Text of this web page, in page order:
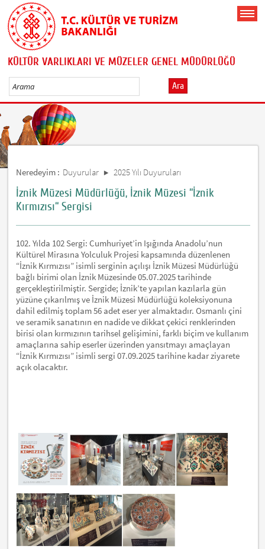
KÜLTÜR VARLIKLARI VE MÜZELER GENEL MÜDÜRLÜĞÜ
Ara
Neredeyim : Duyurular 2025 Yılı Duyuruları
İznik Müzesi Müdürlüğü, İznik Müzesi “İznik
Kırmızısı“ Sergisi
102. Yılda 102 Sergi: Cumhuriyet’in Işığında Anadolu’nun
Kültürel Mirasına Yolculuk Projesi kapsamında düzenlenen
“İznik Kırmızısı” isimli serginin açılışı İznik Müzesi Müdürlüğü
bağlı birimi olan İznik Müzesinde 05.07.2025 tarihinde
gerçekleştirilmiştir. Sergide; İznik’te yapılan kazılarla gün
yüzüne çıkarılmış ve İznik Müzesi Müdürlüğü koleksiyonuna
dahil edilmiş toplam 56 adet eser yer almaktadır. Osmanlı çini
ve seramik sanatının en nadide ve dikkat çekici renklerinden
birisi olan kırmızının tarihsel gelişimini, farklı biçim ve kullanım
amaçlarına sahip eserler üzerinden yansıtmayı amaçlayan
“İznik Kırmızısı” isimli sergi 07.09.2025 tarihine kadar ziyarete
açık olacaktır.